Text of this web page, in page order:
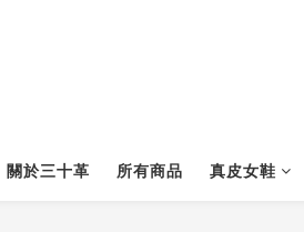
關於三十革 所有商品 真皮女鞋